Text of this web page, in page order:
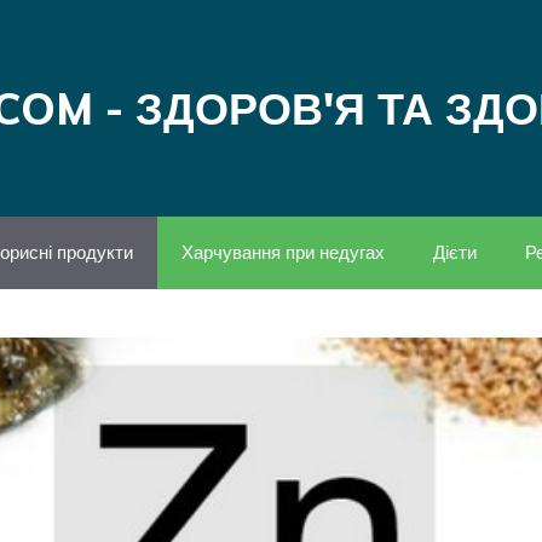
- ЗДОРОВ'Я ТА
продукти Харчування при недугах Дієти